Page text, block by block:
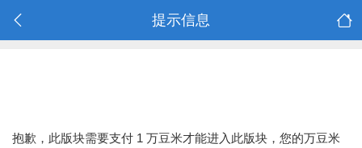
提示信息
抱歉，此版块需要支付 1 万豆米才能进入此版块，您的万豆米